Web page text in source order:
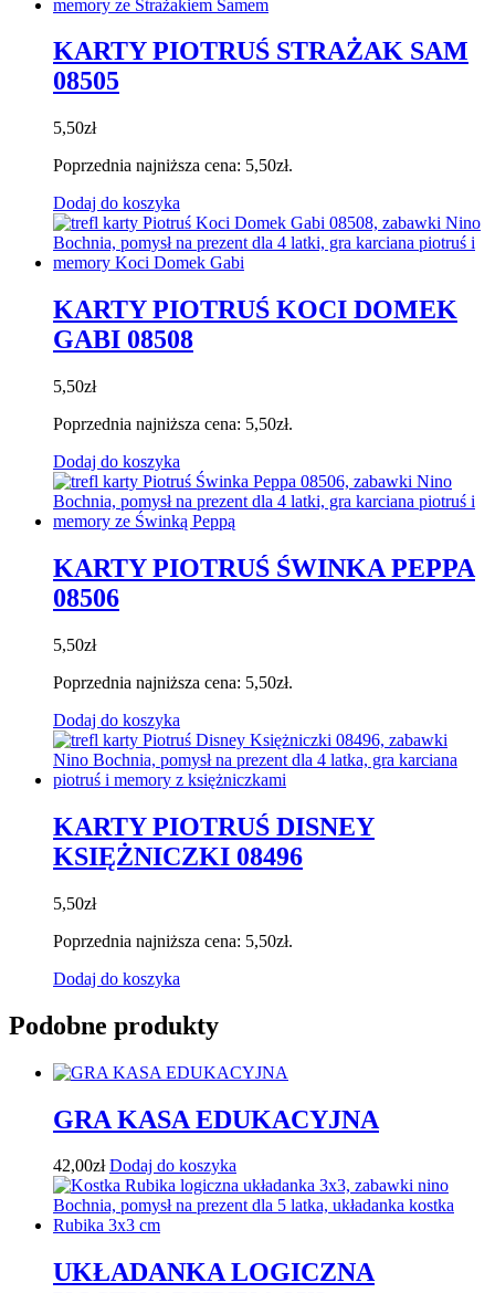
KARTY PIOTRUŚ STRAŻAK SAM
08505
5,50zł
Poprzednia najniższa cena: 5,50zł.
Dodaj do koszyka
KARTY PIOTRUŚ KOCI DOMEK
GABI 08508
5,50zł
Poprzednia najniższa cena: 5,50zł.
Dodaj do koszyka
KARTY PIOTRUŚ ŚWINKA PEPPA
08506
5,50zł
Poprzednia najniższa cena: 5,50zł.
Dodaj do koszyka
KARTY PIOTRUŚ DISNEY
KSIĘŻNICZKI 08496
5,50zł
Poprzednia najniższa cena: 5,50zł.
Dodaj do koszyka
Podobne produkty
GRA KASA EDUKACYJNA
42,00zł Dodaj do koszyka
UKŁADANKA LOGICZNA